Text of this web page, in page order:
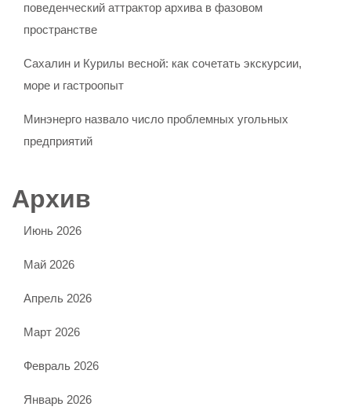
поведенческий аттрактор архива в фазовом
пространстве
Сахалин и Курилы весной: как сочетать экскурсии,
море и гастроопыт
Минэнерго назвало число проблемных угольных
предприятий
Архив
Июнь 2026
Май 2026
Апрель 2026
Март 2026
Февраль 2026
Январь 2026